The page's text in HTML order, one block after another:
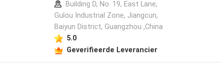
Building D, No. 19, East Lane,
Gulou Industrial Zone, Jiangcun,
Baiyun District, Guangzhou ,China
5.0
Geverifieerde Leverancier